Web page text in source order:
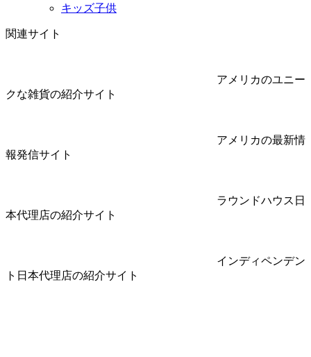
キッズ子供
関連サイト
アメリカのユニー
クな雑貨の紹介サイト
アメリカの最新情
報発信サイト
ラウンドハウス日
本代理店の紹介サイト
インディペンデン
ト日本代理店の紹介サイト